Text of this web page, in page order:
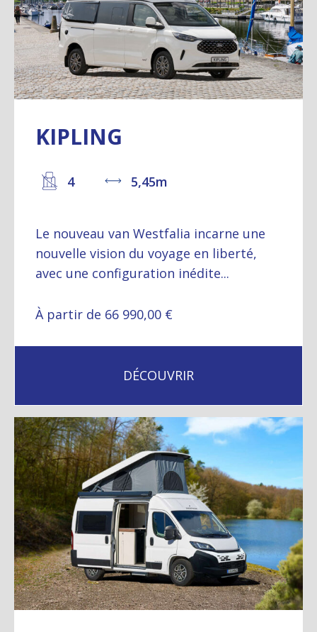
KIPLING
4 5,45m
Le nouveau van Westfalia incarne une
nouvelle vision du voyage en liberté,
avec une configuration inédite...
À partir de 66 990,00 €
DÉCOUVRIR